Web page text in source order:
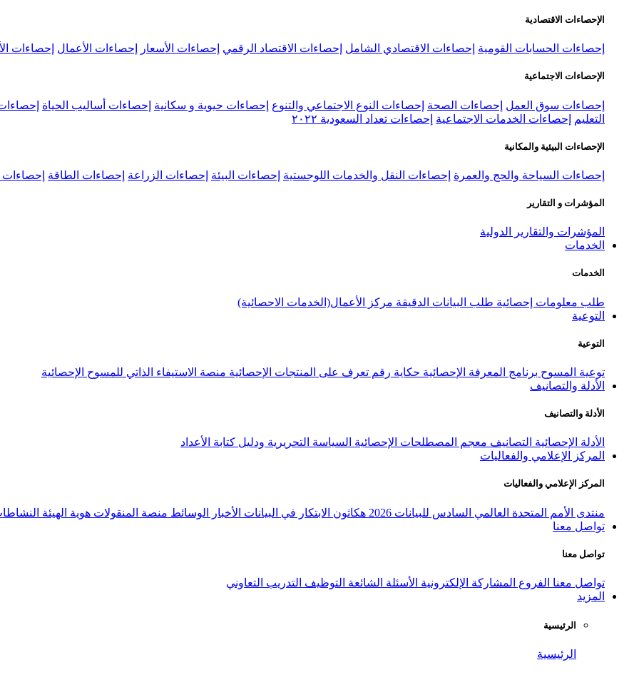
الإحصاءات الاقتصادية
إحصاءات الحسابات القومية إحصاءات الاقتصادي الشامل إحصاءات الاقتصاد الرقمي إحصاءات الأسعار إحصاءات الأعمال إحصاءات
الإحصاءات الاجتماعية
إحصاءات سوق العمل إحصاءات الصحة إحصاءات النوع الاجتماعي والتنوع إحصاءات حيوية و سكانية إحصاءات أساليب الحياة
التعليم
إحصاءات الخدمات الاجتماعية إحصاءات تعداد السعودية ٢٠٢٢
الإحصاءات البيئية والمكانية
إحصاءات السياحة والحج والعمرة إحصاءات النقل والخدمات اللوجستية إحصاءات البيئة إحصاءات الزراعة إحصاءات الطاقة إحصاءات
المؤشرات و التقارير
المؤشرات والتقارير الدولية
الخدمات
الخدمات
طلب معلومات إحصائية طلب البيانات الدقيقة مركز الأعمال(الخدمات الاحصائية)
التوعية
التوعية
توعية المسوح برنامج المعرفة الإحصائية حكاية رقم تعرف على المنتجات الإحصائية منصة الاستيفاء الذاتي للمسوح الإحصائية
الأدلة والتصانيف
الأدلة والتصانيف
الأدلة الإحصائية التصانيف معجم المصطلحات الإحصائية السياسة التحريرية ودليل كتابة الأعداد
المركز الإعلامي والفعاليات
المركز الإعلامي والفعاليات
منتدى الأمم المتحدة العالمي السادس للبيانات 2026 هكاثون الابتكار في البيانات الأخبار الوسائط منصة المنقولات هوية الهيئة
تواصل معنا
تواصل معنا
تواصل معنا الفروع المشاركة الإلكترونية الأسئلة الشائعة التوظيف التدريب التعاوني
المزيد
الرئيسية
الرئيسية